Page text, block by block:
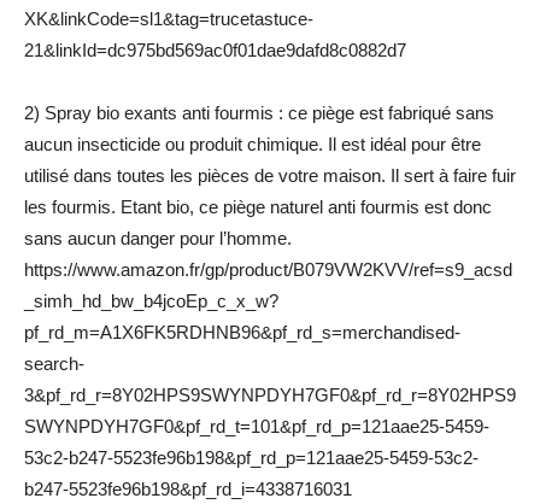
XK&linkCode=sl1&tag=trucetastuce-
21&linkId=dc975bd569ac0f01dae9dafd8c0882d7
2) Spray bio exants anti fourmis : ce piège est fabriqué sans
aucun insecticide ou produit chimique. Il est idéal pour être
utilisé dans toutes les pièces de votre maison. Il sert à faire fuir
les fourmis. Etant bio, ce piège naturel anti fourmis est donc
sans aucun danger pour l’homme.
https://www.amazon.fr/gp/product/B079VW2KVV/ref=s9_acsd
_simh_hd_bw_b4jcoEp_c_x_w?
pf_rd_m=A1X6FK5RDHNB96&pf_rd_s=merchandised-
search-
3&pf_rd_r=8Y02HPS9SWYNPDYH7GF0&pf_rd_r=8Y02HPS9
SWYNPDYH7GF0&pf_rd_t=101&pf_rd_p=121aae25-5459-
53c2-b247-5523fe96b198&pf_rd_p=121aae25-5459-53c2-
b247-5523fe96b198&pf_rd_i=4338716031